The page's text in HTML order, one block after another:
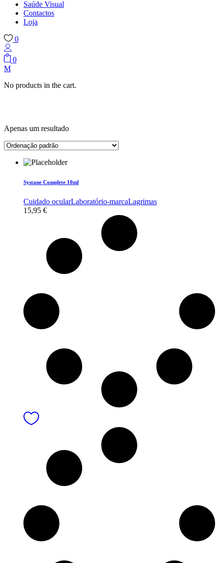
Saúde Visual
Contactos
Loja
0
0
No products in the cart.
Apenas um resultado
Systane Complete 10ml
Cuidado ocularLaboratório-marcaLagrimas
15,95 €